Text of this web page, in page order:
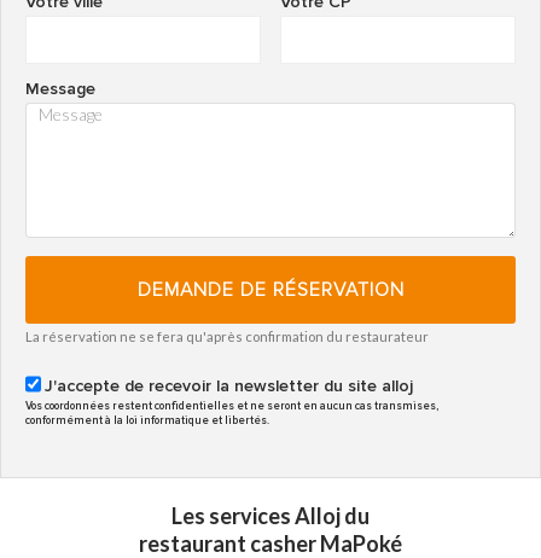
Message
DEMANDE DE RÉSERVATION
La réservation ne se fera qu'après confirmation du restaurateur
J'accepte de recevoir la newsletter du site alloj
Vos coordonnées restent confidentielles et ne seront en aucun cas transmises,
conformément à la loi informatique et libertés.
Les services Alloj du
restaurant casher MaPoké